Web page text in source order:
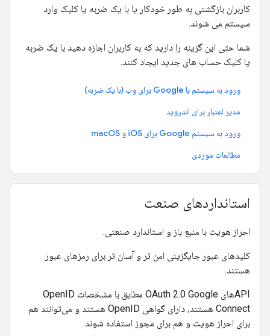
کاربران بازگشتی به طور خودکار یا با یک ضربه یا کلیک وارد
سیستم می شوند.
شما حتی این گزینه را دارید که به کاربران اجازه دهید با یک ضربه
یا کلیک حساب های جدید ایجاد کنند.
ورود به سیستم با Google برای وب (با یک ضربه)
مدیر اعتبار برای اندروید
ورود به سیستم Google برای iOS و macOS
مطالعات موردی
استانداردهای صنعت
احراز هویت با منبع باز و استاندارد صنعتی.
کلیدهای عبور جایگزینی امن تر و آسان تر برای رمزهای عبور
هستند.
APIهای OAuth 2.0 Google مطابق با مشخصات OpenID
Connect هستند، دارای گواهی OpenID هستند و می‌توانند هم
برای احراز هویت و هم برای مجوز استفاده شوند.